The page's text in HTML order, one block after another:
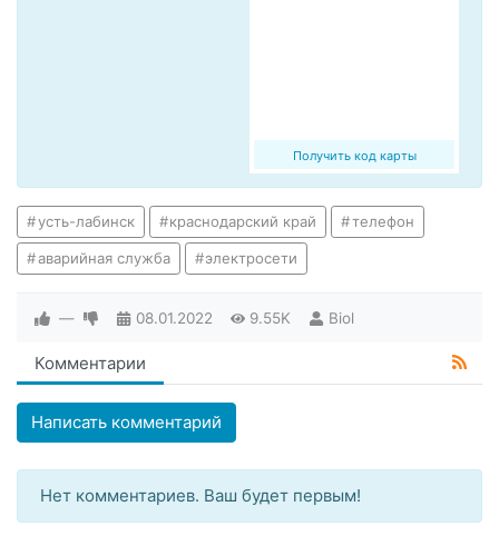
Получить код карты
усть-лабинск краснодарский край телефон
аварийная служба электросети
— 08.01.2022 9.55K Biol
Комментарии
Написать комментарий
Нет комментариев. Ваш будет первым!